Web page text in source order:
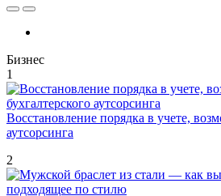
Бизнес
1
Восстановление порядка в учете,
аутсорсинга
2